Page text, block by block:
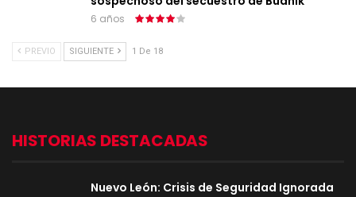
6 años
PREVIO SIGUIENTE 1 De 18
HISTORIAS DESTACADAS
Nuevo León: Crisis de Seguridad Ignorada